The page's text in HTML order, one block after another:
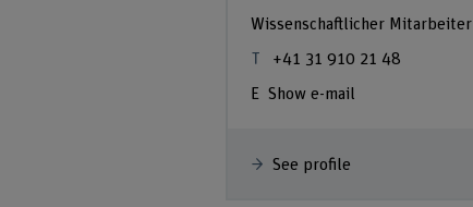
Wissenschaftlicher Mitarbeiter
+41 31 910 21 48
Show e-mail
See profile